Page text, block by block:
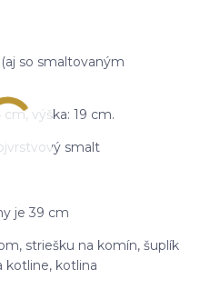
so smaltovaným
výška: 19 cm.
smalt
je 39 cm
striešku na komín, šuplík
kotline, kotlina